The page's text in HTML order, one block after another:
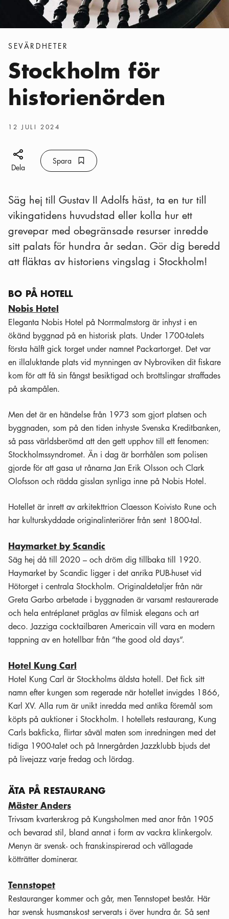
Kategorier:
SEVÄRDHETER
Stockholm för
historienörden
Publiceringsdatum
12 JULI 2024
Dela ikon
Dela
Spara Bokmärke ikon
Spara
Säg hej till Gustav II Adolfs häst, ta en tur till
vikingatidens huvudstad eller kolla hur ett
grevepar med obegränsade resurser inredde
sitt palats för hundra år sedan. Gör dig beredd
att fläktas av historiens vingslag i Stockholm!
BO PÅ HOTELL
Nobis Hotel
Eleganta Nobis Hotel på Norrmalmstorg är inhyst i en
ökänd byggnad på en historisk plats. Under 1700-talets
första hälft gick torget under namnet Packartorget. Det var
en illaluktande plats vid mynningen av Nybroviken dit fiskare
kom för att få sin fångst besiktigad och brottslingar straffades
på skampålen.
Men det är en händelse från 1973 som gjort platsen och
byggnaden, som på den tiden inhyste Svenska Kreditbanken,
så pass världsberömd att den gett upphov till ett fenomen:
Stockholmssyndromet. Än i dag är borrhålen som polisen
gjorde för att gasa ut rånarna Jan Erik Olsson och Clark
Olofsson och rädda gisslan synliga inne på Nobis Hotel.
Hotellet är inrett av arkitekttrion Claesson Koivisto Rune och
har kulturskyddade originalinteriörer från sent 1800-tal.
Haymarket by Scandic
Säg hej då till 2020 – och dröm dig tillbaka till 1920.
Haymarket by Scandic ligger i det anrika PUB-huset vid
Hötorget i centrala Stockholm. Originaldetaljer från när
Greta Garbo arbetade i byggnaden är varsamt restaurerade
och hela entréplanet präglas av filmisk elegans och art
deco. Jazziga cocktailbaren Americain vill vara en modern
tappning av en hotellbar från ”the good old days”.
Hotel Kung Carl
Hotel Kung Carl är Stockholms äldsta hotell. Det fick sitt
namn efter kungen som regerade när hotellet invigdes 1866,
Karl XV. Alla rum är unikt inredda med antika föremål som
köpts på auktioner i Stockholm. I hotellets restaurang, Kung
Carls bakficka, flirtar såväl maten som inredningen med det
tidiga 1900-talet och på Innergården Jazzklubb bjuds det
på livejazz varje fredag och lördag.
ÄTA PÅ RESTAURANG
Mäster Anders
Trivsam kvarterskrog på Kungsholmen med anor från 1905
och bevarad stil, bland annat i form av vackra klinkergolv.
Menyn är svensk- och franskinspirerad och vällagade
kötträtter dominerar.
Tennstopet
Restauranger kommer och går, men Tennstopet består. Här
har svensk husmanskost serverats i över hundra år. Så sent